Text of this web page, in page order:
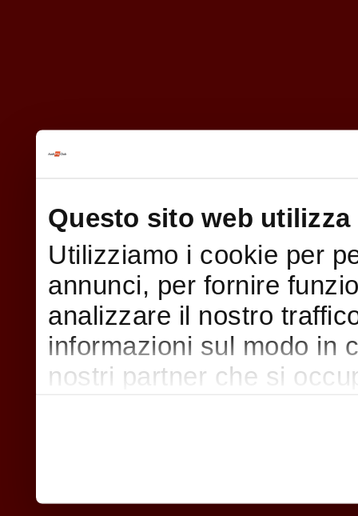
Questo sito web utilizza
Utilizziamo i cookie per
annunci, per fornire
analizzare il nostro
informazioni sul modo in
nostri partner che si
nostri cookie se